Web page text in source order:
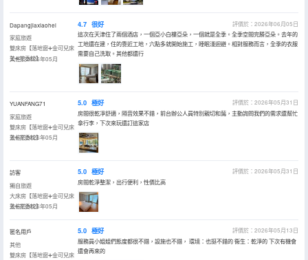
Dapangjiaxiaohei
家庭旅遊
雙床房【落地窗➕金可兒床
墊➕花香枕】
入住於2026年05月
4.7 很好
評價於：2026年06月05日
這次在天津住了兩個酒店，一個亞小白樓亞朵，一個就是全季。全季空間完勝亞朵。去年的
工地還在建，住的靠近工地，六點多就開始施工，睡眠淺迴避。相對服務而言，全季的衣服
需要自己洗取。其他都還行
YUANFANG71
家庭旅遊
雙床房【落地窗➕金可兒床
墊➕花香枕】
入住於2026年05月
5.0 極好
評價於：2026年05月31日
房間很乾凈舒適，隔音效果不錯，前台辦公人員特別親切和藹，主動詢問我們的需求還幫忙
拿行李，下次來玩還訂這家店
訪客
獨自旅遊
大床房【落地窗➕金可兒床
墊➕花香枕】
入住於2026年05月
5.0 極好
評價於：2026年05月31日
房間乾淨整潔，出行便利，性價比高
匿名用戶
其他
雙床房【落地窗➕金可兒床
5.0 極好
評價於：2026年05月13日
服務員小姐姐們態度都很不錯，設施也不錯， 環境：也挺不錯的 衞生：乾淨的 下次有機會
還會再來的